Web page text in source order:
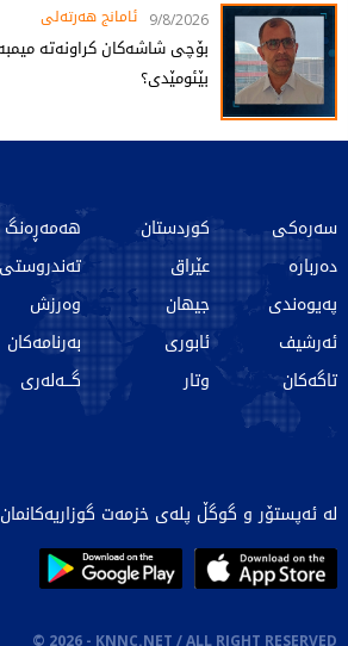
9/8/2026 ئامانج هەرتەلى
بۆچی شاشەکان کراونەتە
بێئومێدی؟
سەرەکی
دەربارە
پەیوەندی
ئەرشیف
تاگەکان
کوردستان
عێراق
جیهان
ئابوری
وتار
هەمەڕەنگ
تەندروستی
وەرزش
بەرنامەکان
گـــەلەری
لە ئەپستۆر و گوگڵ پلەی خزمەت
© 2026 - KNNC.NET / ALL RIGHT RESERVED